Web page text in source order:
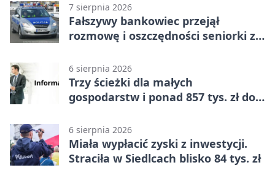
7 sierpnia 2026
Fałszywy bankowiec przejął
rozmowę i oszczędności seniorki z
6 sierpnia 2026
Trzy ścieżki dla małych
gospodarstw i ponad 857 tys. zł do
6 sierpnia 2026
Miała wypłacić zyski z inwestycji.
Straciła w Siedlcach blisko 84 tys. zł